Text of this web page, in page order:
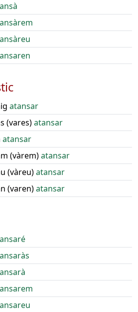
atansar
(vares)atansar
atansar
(vàrem)atansar
(vàreu)atansar
(varen)atansar